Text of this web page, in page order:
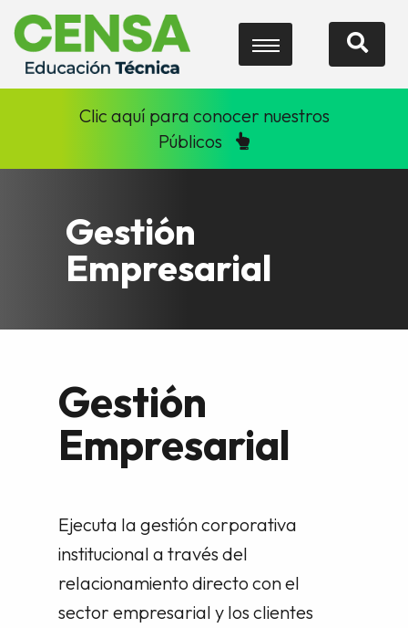
Clic aquí para conocer nuestros
Públicos
Gestión
Empresarial
Gestión
Empresarial
Ejecuta la gestión corporativa
institucional a través del
relacionamiento directo con el
sector empresarial y los clientes